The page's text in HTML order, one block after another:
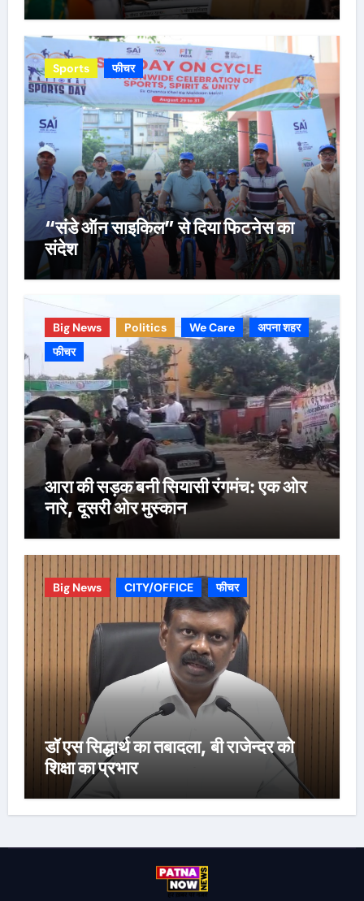
Sports फीचर
“संडे ऑन साइकिल” से दिया फिटनेस का
संदेश
Big News Politics We Care
अपना शहर
फीचर
आरा की सड़क बनी सियासी रंगमंच: एक ओर
नारे, दूसरी ओर मुस्कान
Big News CITY/OFFICE फीचर
डॉ एस सिद्धार्थ का तबादला, बी राजेन्दर को
शिक्षा का प्रभार